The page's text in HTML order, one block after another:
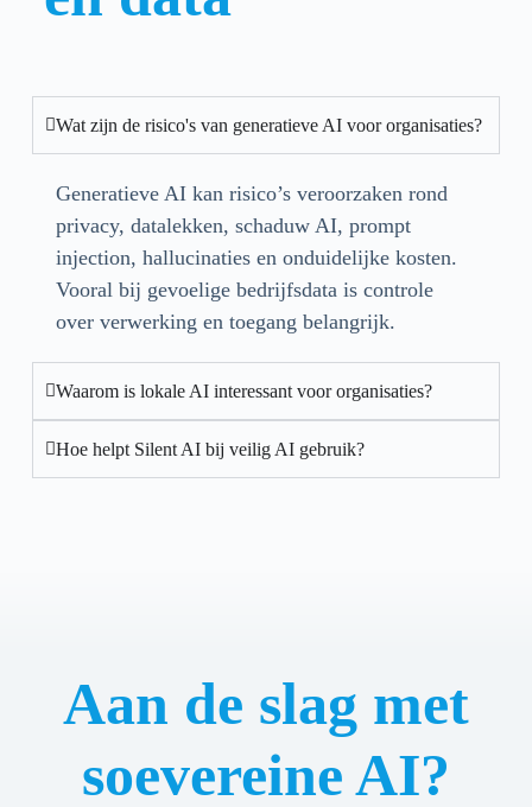
Wat zijn de risico's van generatieve AI voor organisaties?
Generatieve AI kan risico’s veroorzaken rond
privacy, datalekken, schaduw AI, prompt
injection, hallucinaties en onduidelijke kosten.
Vooral bij gevoelige bedrijfsdata is controle
over verwerking en toegang belangrijk.
Waarom is lokale AI interessant voor organisaties?
Hoe helpt Silent AI bij veilig AI gebruik?
Aan de slag met
soevereine AI?